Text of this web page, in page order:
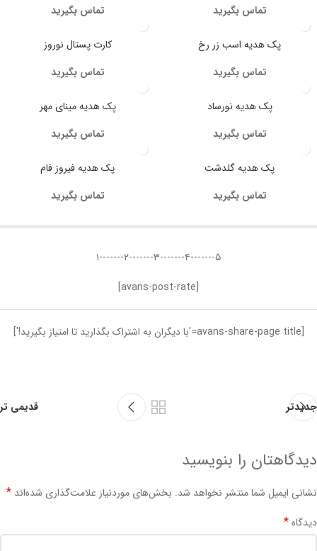
تماس بگیرید
تماس بگیرید
پک هدیه اسب زر رخ
تماس بگیرید
کارت پستال نوروز
تماس بگیرید
پک هدیه نورساد
تماس بگیرید
پک هدیه مینای مهر
تماس بگیرید
پک هدیه گلدشت
تماس بگیرید
پک هدیه فیروز فام
تماس بگیرید
۵-------۴-------۳-------۲-------۱
[avans-post-rate]
[avans-share-page title='با دیگران به اشتراک بگذارید تا امتیاز بگیرید!']
جدیدتر قدیمی تر
دیدگاهتان را بنویسید
نشانی ایمیل شما منتشر نخواهد شد. بخش‌های موردنیاز علامت‌گذاری شده‌اند *
دیدگاه*